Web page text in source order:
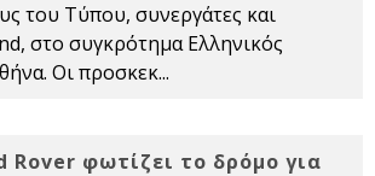
του Τύπου, συνεργάτες και
στο συγκρότημα Ελληνικός
Οι προσκεκ...
Rover φωτίζει το δρόμο για